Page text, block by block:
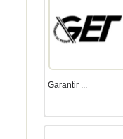
Garantir ...